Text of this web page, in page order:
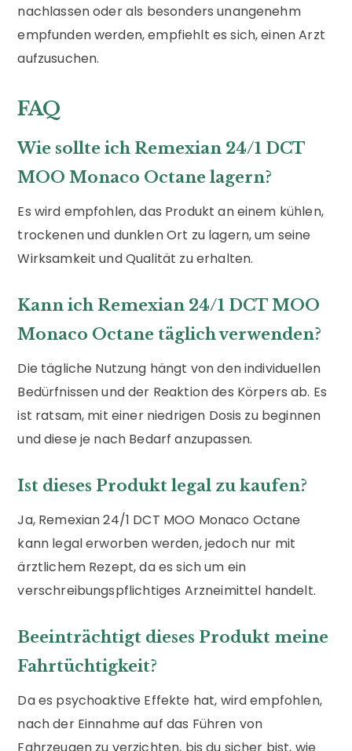
nachlassen oder als besonders unangenehm
empfunden werden, empfiehlt es sich, einen Arzt
aufzusuchen.
FAQ
Wie sollte ich Remexian 24/1 DCT
MOO Monaco Octane lagern?
Es wird empfohlen, das Produkt an einem kühlen,
trockenen und dunklen Ort zu lagern, um seine
Wirksamkeit und Qualität zu erhalten.
Kann ich Remexian 24/1 DCT MOO
Monaco Octane täglich verwenden?
Die tägliche Nutzung hängt von den individuellen
Bedürfnissen und der Reaktion des Körpers ab. Es
ist ratsam, mit einer niedrigen Dosis zu beginnen
und diese je nach Bedarf anzupassen.
Ist dieses Produkt legal zu kaufen?
Ja, Remexian 24/1 DCT MOO Monaco Octane
kann legal erworben werden, jedoch nur mit
ärztlichem Rezept, da es sich um ein
verschreibungspflichtiges Arzneimittel handelt.
Beeinträchtigt dieses Produkt meine
Fahrtüchtigkeit?
Da es psychoaktive Effekte hat, wird empfohlen,
nach der Einnahme auf das Führen von
Fahrzeugen zu verzichten, bis du sicher bist, wie